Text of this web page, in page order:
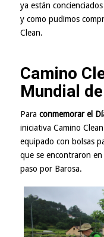
ya están
y como pudimos
Clean.
Camino
Mundial
Para conmemorar el
iniciativa Camino
equipado con bolsas
que se encontraron
paso por Barosa.